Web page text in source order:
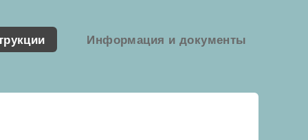
Информация и документы